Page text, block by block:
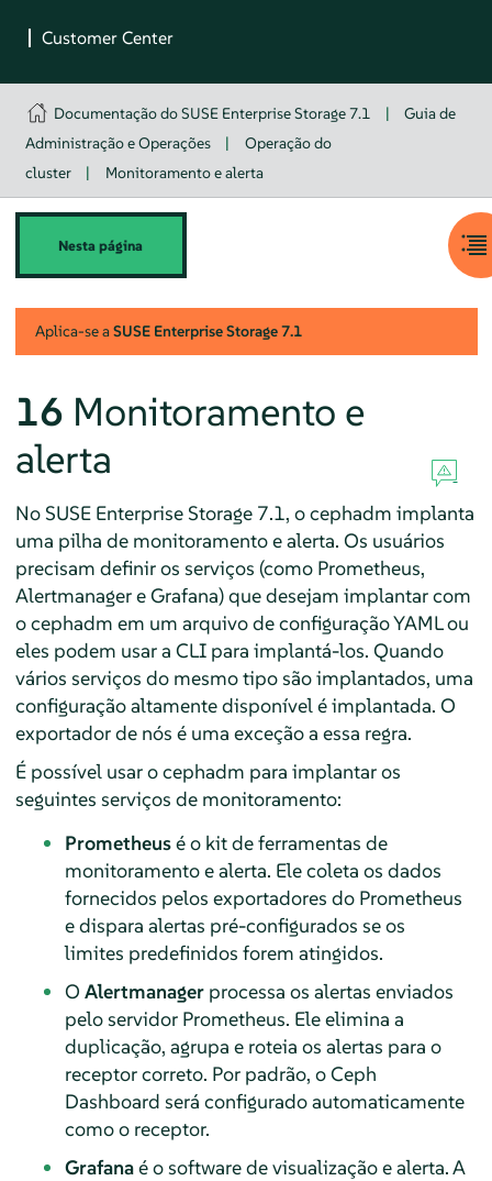
Documentação do SUSE Enterprise Storage 7.1 |
Guia de
Administração e Operações
|
Operação do
cluster
| Monitoramento e alerta
Nesta página
Aplica-se aSUSE Enterprise Storage7.1
16 Monitoramento e
alerta
No SUSE Enterprise Storage 7.1, o cephadm implanta
uma pilha de monitoramento e alerta. Os usuários
precisam definir os serviços (como Prometheus,
Alertmanager e Grafana) que desejam implantar com
o cephadm em um arquivo de configuração YAML ou
eles podem usar a CLI para implantá-los. Quando
vários serviços do mesmo tipo são implantados, uma
configuração altamente disponível é implantada. O
exportador de nós é uma exceção a essa regra.
É possível usar o cephadm para implantar os
seguintes serviços de monitoramento:
Prometheusé o kit de ferramentas de
monitoramento e alerta. Ele coleta os dados
fornecidos pelos exportadores do Prometheus
e dispara alertas pré-configurados se os
limites predefinidos forem atingidos.
O Alertmanagerprocessa os alertas enviados
pelo servidor Prometheus. Ele elimina a
duplicação, agrupa e roteia os alertas para o
receptor correto. Por padrão, o Ceph
Dashboard será configurado automaticamente
como o receptor.
Grafanaé o software de visualização e alerta. A